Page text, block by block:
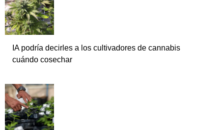
IA podría decirles a los cultivadores de cannabis
cuándo cosechar